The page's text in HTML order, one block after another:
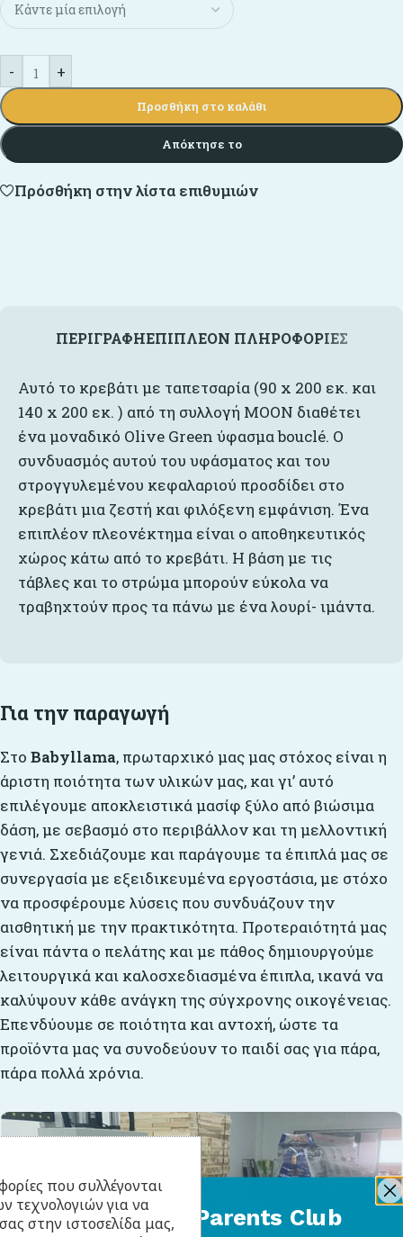
- +
Προσθήκη στο καλάθι
Απόκτησε το
Πρόσθήκη στην λίστα επιθυμιών
ΠΕΡΙΓΡΑΦΉΕΠΙΠΛΈΟΝ ΠΛΗΡΟΦΟΡΊΕΣ
Αυτό το κρεβάτι με ταπετσαρία (90 x 200 εκ. και
140 x 200 εκ. ) από τη συλλογή MOON διαθέτει
ένα μοναδικό Olive Green ύφασμα bouclé. Ο
συνδυασμός αυτού του υφάσματος και του
στρογγυλεμένου κεφαλαριού προσδίδει στο
κρεβάτι μια ζεστή και φιλόξενη εμφάνιση. Ένα
επιπλέον πλεονέκτημα είναι ο αποθηκευτικός
χώρος κάτω από το κρεβάτι. Η βάση με τις
τάβλες και το στρώμα μπορούν εύκολα να
τραβηχτούν προς τα πάνω με ένα λουρί- ιμάντα.
Για την παραγωγή
Στο Babyllama, πρωταρχικό μας μας στόχος είναι η
άριστη ποιότητα των υλικών μας, και γι’ αυτό
επιλέγουμε αποκλειστικά μασίφ ξύλο από βιώσιμα
δάση, με σεβασμό στο περιβάλλον και τη μελλοντική
γενιά. Σχεδιάζουμε και παράγουμε τα έπιπλά μας σε
συνεργασία με εξειδικευμένα εργοστάσια, με στόχο
να προσφέρουμε λύσεις που συνδυάζουν την
αισθητική με την πρακτικότητα. Προτεραιότητά μας
είναι πάντα ο πελάτης και με πάθος δημιουργούμε
λειτουργικά και καλοσχεδιασμένα έπιπλα, ικανά να
καλύψουν κάθε ανάγκη της σύγχρονης οικογένειας.
Επενδύουμε σε ποιότητα και αντοχή, ώστε τα
προϊόντα μας να συνοδεύουν το παιδί σας για πάρα,
πάρα πολλά χρόνια.
που συλλέγονται
τεχνολογιών για να
στην ιστοσελίδα μας,
BabyLlama Parents Club